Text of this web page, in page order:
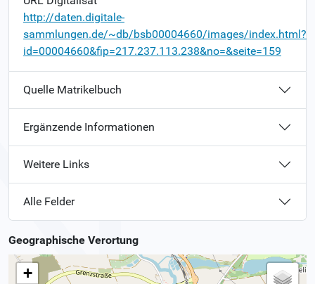
http://daten.digitale-
sammlungen.de/~db/bsb00004660/images/index.html?
id=00004660&fip=217.237.113.238&no=&seite=159
Quelle Matrikelbuch
Ergänzende Informationen
Weitere Links
Alle Felder
Geographische Verortung
+